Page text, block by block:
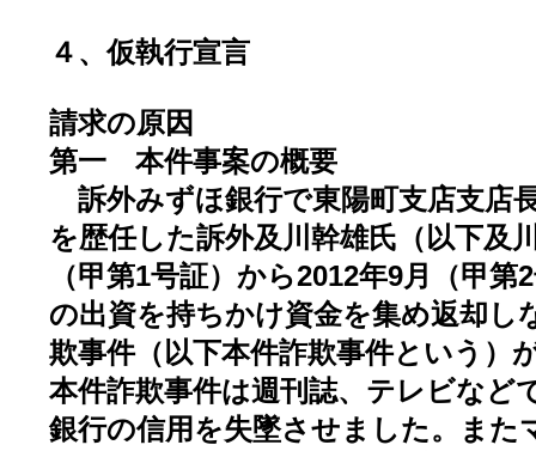
４、仮執行宣言
請求の原因
第一 本件事案の概要
訴外みずほ銀行で東陽町支店支店
を歴任した訴外及川幹雄氏（以下及
（甲第1号証）から2012年9月（甲
の出資を持ちかけ資金を集め返却し
欺事件（以下本件詐欺事件という）
本件詐欺事件は週刊誌、テレビなど
銀行の信用を失墜させました。また